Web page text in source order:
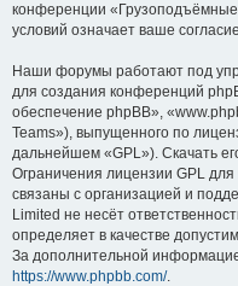
конференции
условий означает ваше
Наши форумы работают под
для создания конференций
обеспечение phpBB»,
Teams»), выпущенного по
дальнейшем «GPL»). Скачать
Ограничения лицензии GPL
связаны с организацией и
Limited не несёт
определяет в качестве
За дополнительной
https://www.phpbb.com/.